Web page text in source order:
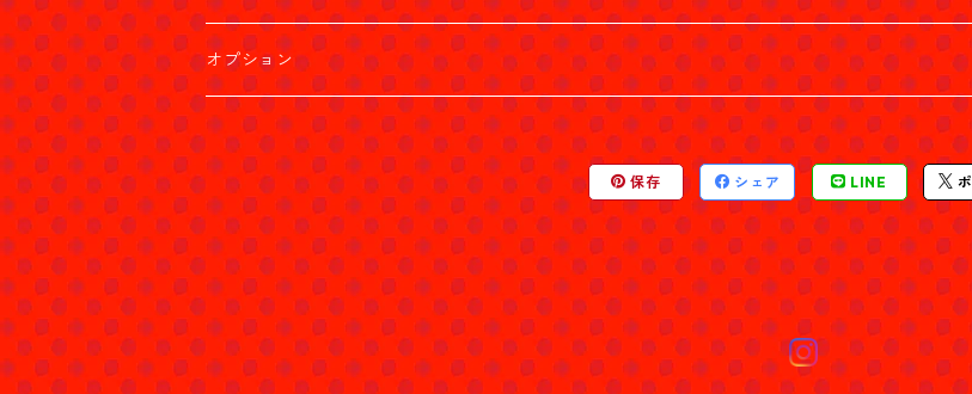
オプション
２週目からの入会
3週目からの入会
4週目からの入会
引き落としがかからなかった時の月会費
保存 シェア LINE